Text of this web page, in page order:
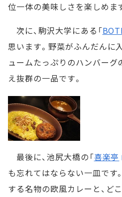
位一体の美味しさを楽しめま
次に、駒沢大学にある「
思います。野菜がふんだんに
ュームたっぷりのハンバーグ
え抜群の一品です。
最後に、池尻大橋の「喜楽亭
も忘れてはならない一皿です
する名物の欧風カレーと、ど